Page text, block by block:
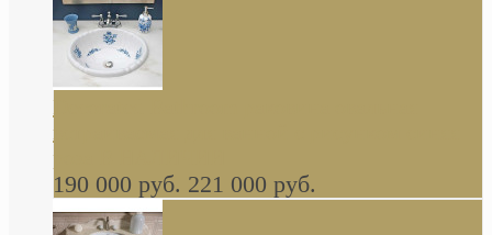
Decorated Bathroom раковина овальная
встраиваемая для ванной с рисунком синяя
роза В НАЛИЧИИ
190 000 руб. 221 000 руб.